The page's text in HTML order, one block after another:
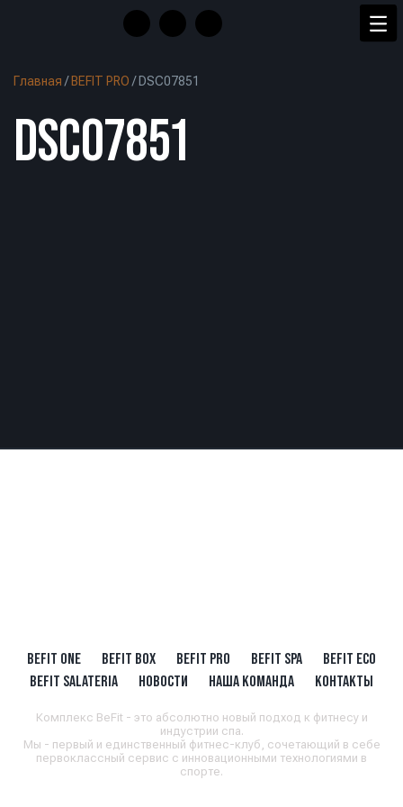
Главная / BEFIT PRO / DSC07851
DSC07851
BEFIT ONE BEFIT BOX BEFIT PRO BEFIT SPA
BEFIT ECO
BEFIT SALATERIA
НОВОСТИ НАША КОМАНДА КОНТАКТЫ
Комплекс BeFit - это абсолютно новый подход к фитнесу и
индустрии спа.
Мы - первый и единственный фитнес-клуб, сочетающий в себе
первоклассный сервис с инновационными технологиями в
спорте.